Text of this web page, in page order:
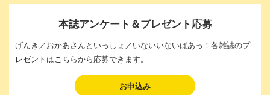
本誌アンケート＆プレゼント応募
げんき／おかあさんといっしょ／いないいないばあっ！各雑誌のプ
レゼントはこちらから応募できます。
お申込み